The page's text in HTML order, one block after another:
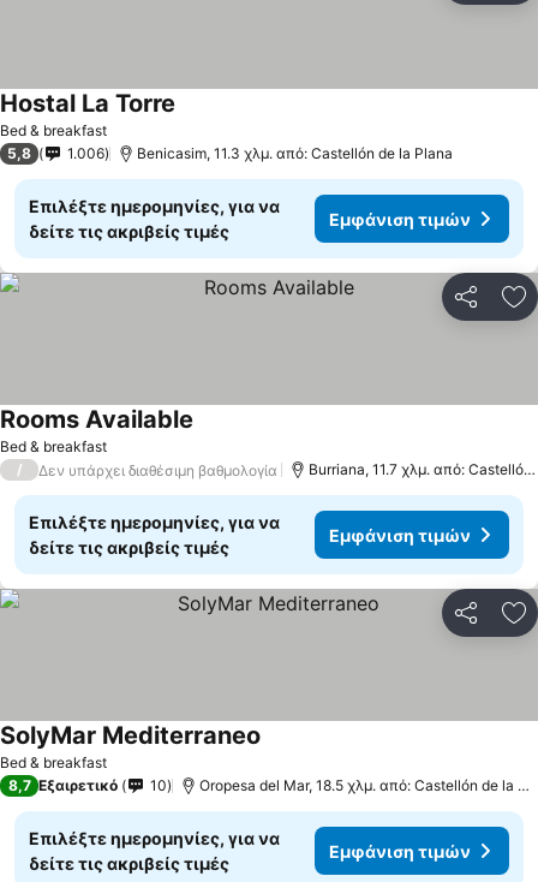
Bed & breakfast
Hostal La Torre
5,8 1.006 Benicasim, 11.3 χλμ. από: Castellón de la Plana
Επιλέξτε ημερομηνίες, για να
δείτε τις ακριβείς τιμές
Εμφάνιση τιμών
Bed & breakfast
Rooms Available
/ Δεν υπάρχει διαθέσιμη βαθμολογία Burriana, 11.7 χλμ. από: Castellón de la Plana
Επιλέξτε ημερομηνίες, για να
δείτε τις ακριβείς τιμές
Εμφάνιση τιμών
Bed & breakfast
SolyMar Mediterraneo
8,7 Εξαιρετικό 10 Oropesa del Mar, 18.5 χλμ. από: Castellón de la Plana
Επιλέξτε ημερομηνίες, για να
δείτε τις ακριβείς τιμές
Εμφάνιση τιμών